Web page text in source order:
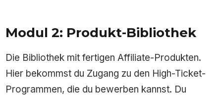
Modul 2: Produkt-Bibliothek
Die Bibliothek mit fertigen Affiliate-Produkten.
Hier bekommst du Zugang zu den High-Ticket-
Programmen, die du bewerben kannst. Du